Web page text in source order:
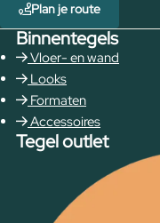
Plan je route
Binnentegels
Vloer- en wand
Looks
Formaten
Accessoires
Tegel outlet